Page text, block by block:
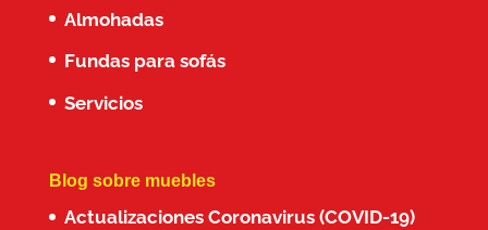
Almohadas
Fundas para sofás
Servicios
Blog sobre muebles
Actualizaciones Coronavirus (COVID-19)